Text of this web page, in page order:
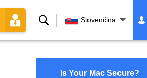
VyhľadávanieSlovenčina
Is Your Mac Secure?